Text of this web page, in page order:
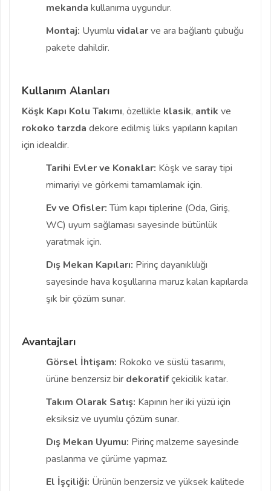
mekanda kullanıma uygundur.
Montaj: Uyumlu vidalarve ara bağlantı çubuğu
pakete dahildir.
Kullanım Alanları
Köşk Kapı Kolu Takımı, özellikle klasik, antik ve
rokoko tarzda dekore edilmiş lüks yapıların kapıları
için idealdir.
Tarihi Evler ve Konaklar: Köşk ve saray tipi
mimariyi ve görkemi tamamlamak için.
Ev ve Ofisler:Tüm kapı tiplerine (Oda, Giriş,
WC) uyum sağlaması sayesinde bütünlük
yaratmak için.
Dış Mekan Kapıları: Pirinç dayanıklılığı
sayesinde hava koşullarına maruz kalan kapılarda
şık bir çözüm sunar.
Avantajları
Görsel İhtişam: Rokoko ve süslü tasarımı,
ürüne benzersiz bir dekoratifçekicilik katar.
Takım Olarak Satış: Kapının her iki yüzü için
eksiksiz ve uyumlu çözüm sunar.
Dış Mekan Uyumu: Pirinç malzeme sayesinde
paslanma ve çürüme yapmaz.
El İşçiliği: Ürünün benzersiz ve yüksek kalitede